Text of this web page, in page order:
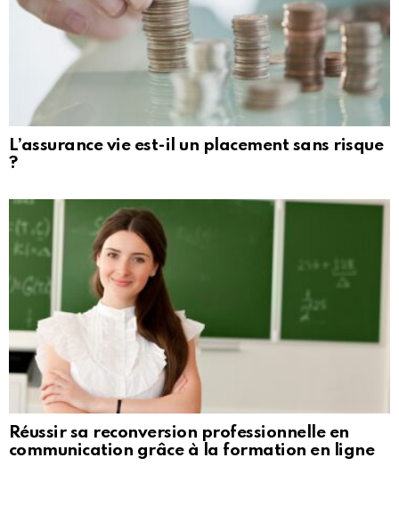
L’assurance vie est-il un placement sans risque
?
Réussir sa reconversion professionnelle en
communication grâce à la formation en ligne